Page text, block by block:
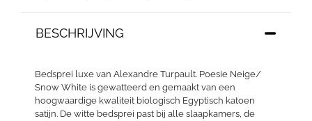
BESCHRIJVING
Bedsprei luxe van Alexandre Turpault. Poesie Neige/
Snow White is gewatteerd en gemaakt van een
hoogwaardige kwaliteit biologisch Egyptisch katoen
satijn. De witte bedsprei past bij alle slaapkamers, de